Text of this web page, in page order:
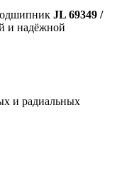
JL 69349 /
и надёжной
и радиальных